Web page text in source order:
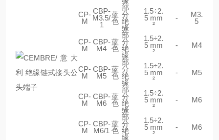
CP-
M
CBP-
M3.5/
1
蓝
色
部
分
绝
缘
1.5÷2.
5 mm
²
-
M3.
5
CP-
M
CBP-
M4
蓝
色
部
分
绝
缘
1.5÷2.
5 mm
²
- M4
CP-
M
CBP-
M5
蓝
色
部
分
绝
缘
1.5÷2.
5 mm
²
- M5
CP-
M
CBP-
M6
蓝
色
部
分
绝
缘
1.5÷2.
5 mm
²
- M6
CP-
M
CBP-
M6/1
蓝
色
部
分
绝
缘
1.5÷2.
5 mm
²
- M6